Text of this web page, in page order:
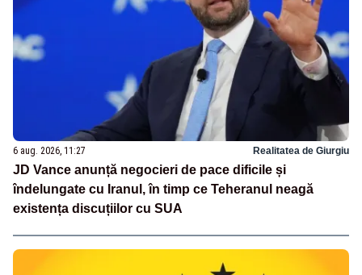
6 aug. 2026, 11:27 Realitatea de Giurgiu
JD Vance anunță negocieri de pace dificile și
îndelungate cu Iranul, în timp ce Teheranul neagă
existența discuțiilor cu SUA